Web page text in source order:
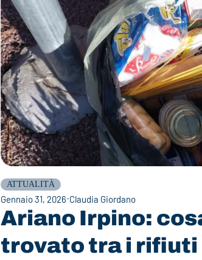
ATTUALITÀ
Gennaio 31, 2026 Claudia Giordano
Ariano Irpino:
trovato tra i rifiuti